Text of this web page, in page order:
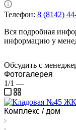
Телефон: 8 (8142)
Вся подробная
информацию у
Обсудить с
Фотогалерея
1/1 —
Комплекс / дом